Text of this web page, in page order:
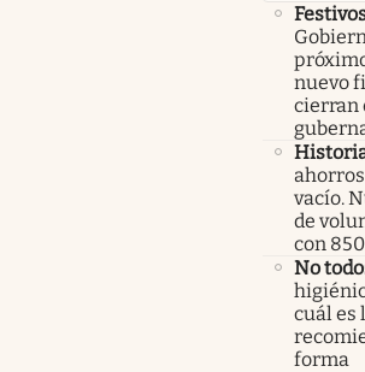
nuevo
cierran
vacío.
de
con
No
cuál es
forma